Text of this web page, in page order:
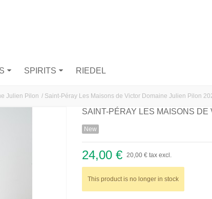
SPIRITS RIEDEL
Julien Pilon / Saint-Péray Les Maisons de Victor Domaine Julien Pilon
SAINT-PÉRAY LES MAISONS
New
24,00 € 20,00 €tax excl.
This product is no longer in stock